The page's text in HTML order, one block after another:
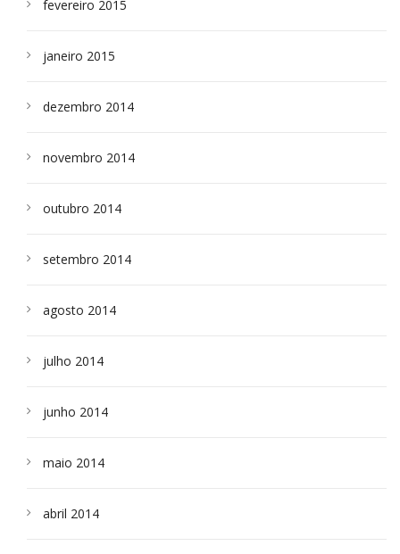
fevereiro 2015
janeiro 2015
dezembro 2014
novembro 2014
outubro 2014
setembro 2014
agosto 2014
julho 2014
junho 2014
maio 2014
abril 2014